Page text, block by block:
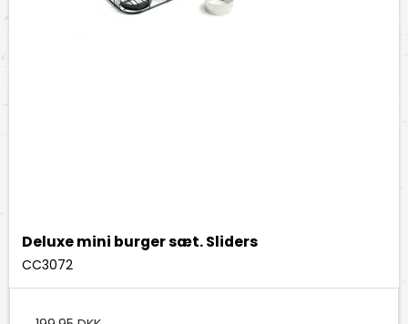
Deluxe mini burger sæt. Sliders
CC3072